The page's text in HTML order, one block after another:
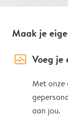
Maak je
image_placeholder Voeg je
Met onze
aan jou.